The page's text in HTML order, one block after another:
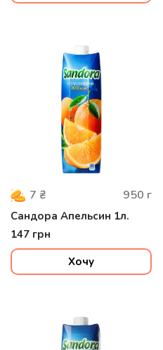
7 ₴ 950 г
Сандора Апельсин 1л.
147 грн
Хочу